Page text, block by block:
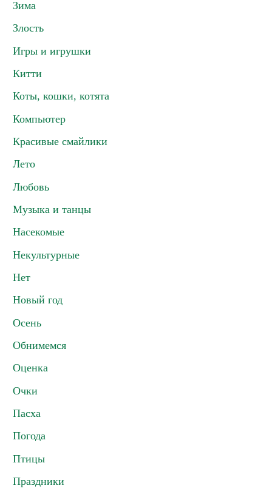
Зима
Злость
Игры и игрушки
Китти
Коты, кошки, котята
Компьютер
Красивые смайлики
Лето
Любовь
Музыка и танцы
Насекомые
Некультурные
Нет
Новый год
Осень
Обнимемся
Оценка
Очки
Пасха
Погода
Птицы
Праздники